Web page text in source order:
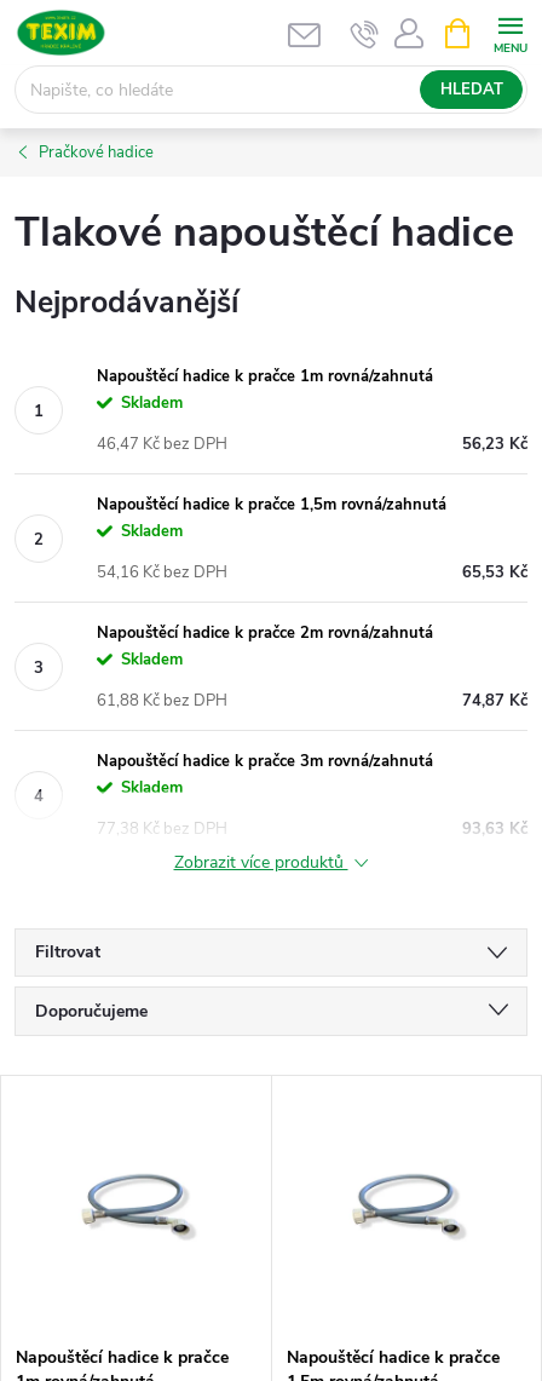
Přejít
obsah
HLEDAT
NÁKUPNÍ
KOŠÍK
Pračkové hadice
Tlakové napouštěcí hadice
Nejprodávanější
Napouštěcí hadice k pračce 1m rovná/zahnutá
Skladem
56,23 Kč
46,47 Kč bez DPH
Napouštěcí hadice k pračce 1,5m rovná/zahnutá
Skladem
65,53 Kč
54,16 Kč bez DPH
Napouštěcí hadice k pračce 2m rovná/zahnutá
Skladem
74,87 Kč
61,88 Kč bez DPH
Napouštěcí hadice k pračce 3m rovná/zahnutá
Skladem
93,63 Kč
77,38 Kč bez DPH
Zobrazit více produktů
Filtrovat
Ř
a
Doporučujeme
Abecedně
s
Napouštěcí hadice k pračce
Napouštěcí hadice k pračce